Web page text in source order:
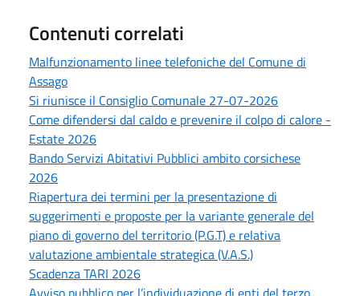
Contenuti correlati
Malfunzionamento linee telefoniche del Comune di
Assago
Si riunisce il Consiglio Comunale 27-07-2026
Come difendersi dal caldo e prevenire il colpo di calore -
Estate 2026
Bando Servizi Abitativi Pubblici ambito corsichese
2026
Riapertura dei termini per la presentazione di
suggerimenti e proposte per la variante generale del
piano di governo del territorio (P.G.T) e relativa
valutazione ambientale strategica (V.A.S.)
Scadenza TARI 2026